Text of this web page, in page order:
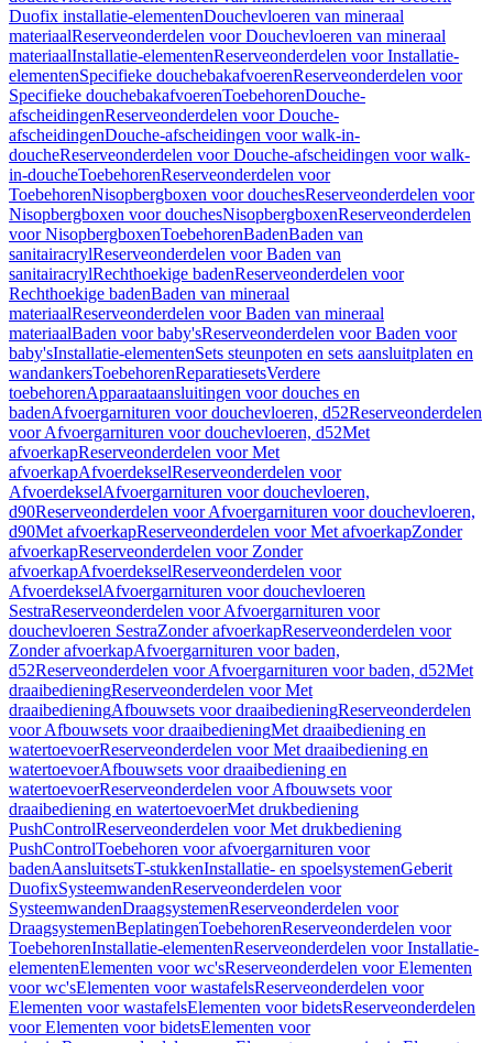
Duofix installatie-elementenDouchevloeren van mineraal
materiaalReserveonderdelen voor Douchevloeren van mineraal
materiaalInstallatie-elementenReserveonderdelen voor Installatie-
elementenSpecifieke douchebakafvoerenReserveonderdelen voor
Specifieke douchebakafvoerenToebehorenDouche-
afscheidingenReserveonderdelen voor Douche-
afscheidingenDouche-afscheidingen voor walk-in-
doucheReserveonderdelen voor Douche-afscheidingen voor walk-
in-doucheToebehorenReserveonderdelen voor
ToebehorenNisopbergboxen voor douchesReserveonderdelen voor
Nisopbergboxen voor douchesNisopbergboxenReserveonderdelen
voor NisopbergboxenToebehorenBadenBaden van
sanitairacrylReserveonderdelen voor Baden van
sanitairacrylRechthoekige badenReserveonderdelen voor
Rechthoekige badenBaden van mineraal
materiaalReserveonderdelen voor Baden van mineraal
materiaalBaden voor baby'sReserveonderdelen voor Baden voor
baby'sInstallatie-elementenSets steunpoten en sets aansluitplaten en
wandankersToebehorenReparatiesetsVerdere
toebehorenApparaataansluitingen voor douches en
badenAfvoergarnituren voor douchevloeren, d52Reserveonderdelen
voor Afvoergarnituren voor douchevloeren, d52Met
afvoerkapReserveonderdelen voor Met
afvoerkapAfvoerdekselReserveonderdelen voor
AfvoerdekselAfvoergarnituren voor douchevloeren,
d90Reserveonderdelen voor Afvoergarnituren voor douchevloeren,
d90Met afvoerkapReserveonderdelen voor Met afvoerkapZonder
afvoerkapReserveonderdelen voor Zonder
afvoerkapAfvoerdekselReserveonderdelen voor
AfvoerdekselAfvoergarnituren voor douchevloeren
SestraReserveonderdelen voor Afvoergarnituren voor
douchevloeren SestraZonder afvoerkapReserveonderdelen voor
Zonder afvoerkapAfvoergarnituren voor baden,
d52Reserveonderdelen voor Afvoergarnituren voor baden, d52Met
draaibedieningReserveonderdelen voor Met
draaibedieningAfbouwsets voor draaibedieningReserveonderdelen
voor Afbouwsets voor draaibedieningMet draaibediening en
watertoevoerReserveonderdelen voor Met draaibediening en
watertoevoerAfbouwsets voor draaibediening en
watertoevoerReserveonderdelen voor Afbouwsets voor
draaibediening en watertoevoerMet drukbediening
PushControlReserveonderdelen voor Met drukbediening
PushControlToebehoren voor afvoergarnituren voor
badenAansluitsetsT-stukkenInstallatie- en spoelsystemenGeberit
DuofixSysteemwandenReserveonderdelen voor
SysteemwandenDraagsystemenReserveonderdelen voor
DraagsystemenBeplatingenToebehorenReserveonderdelen voor
ToebehorenInstallatie-elementenReserveonderdelen voor Installatie-
elementenElementen voor wc'sReserveonderdelen voor Elementen
voor wc'sElementen voor wastafelsReserveonderdelen voor
Elementen voor wastafelsElementen voor bidetsReserveonderdelen
voor Elementen voor bidetsElementen voor